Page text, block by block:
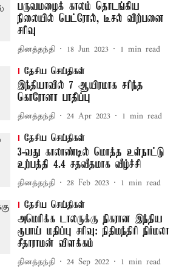
பருவமழைக் காலம் தொடங்கிய
நிலையில் பெட்ரோல், டீசல் விற்பனை
சரிவு
தினத்தந்தி 18 Jun 2023 1 min read
தேசிய செய்திகள்
இந்தியாவில் 7 ஆயிரமாக சரிந்த
கொரோனா பாதிப்பு
தினத்தந்தி 24 Apr 2023 1 min read
தேசிய செய்திகள்
3-வது காலாண்டில் மொத்த உள்நாட்டு
உற்பத்தி 4.4 சதவீதமாக வீழ்ச்சி
தினத்தந்தி 28 Feb 2023 1 min read
தேசிய செய்திகள்
அமெரிக்க டாலருக்கு நிகரான இந்திய
ரூபாய் மதிப்பு சரிவு: நிதிமந்திரி நிர்மலா
சீதாராமன் விளக்கம்
தினத்தந்தி 24 Sep 2022 1 min read